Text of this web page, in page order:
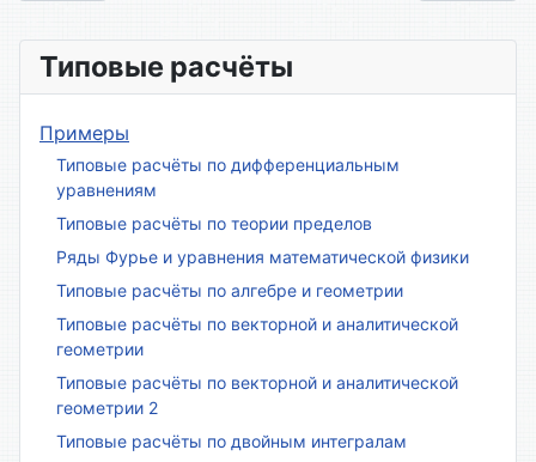
Типовые расчёты
Примеры
Типовые расчёты по дифференциальным
уравнениям
Типовые расчёты по теории пределов
Ряды Фурье и уравнения математической физики
Типовые расчёты по алгебре и геометрии
Типовые расчёты по векторной и аналитической
геометрии
Типовые расчёты по векторной и аналитической
геометрии 2
Типовые расчёты по двойным интегралам